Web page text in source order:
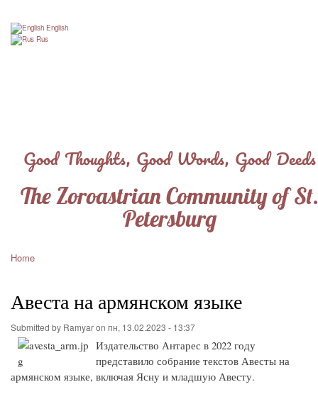
The Zoroastrian Community of St.
Petersburg
Good Thoughts, Good Words, Good Deeds
English
Rus
Home
Авеста на армянском языке
Submitted by Ramyaron пн, 13.02.2023 - 13:37
Издательство Антарес в 2022 году
представило собрание текстов Авесты на
армянском языке, включая Ясну и младшую Авесту.